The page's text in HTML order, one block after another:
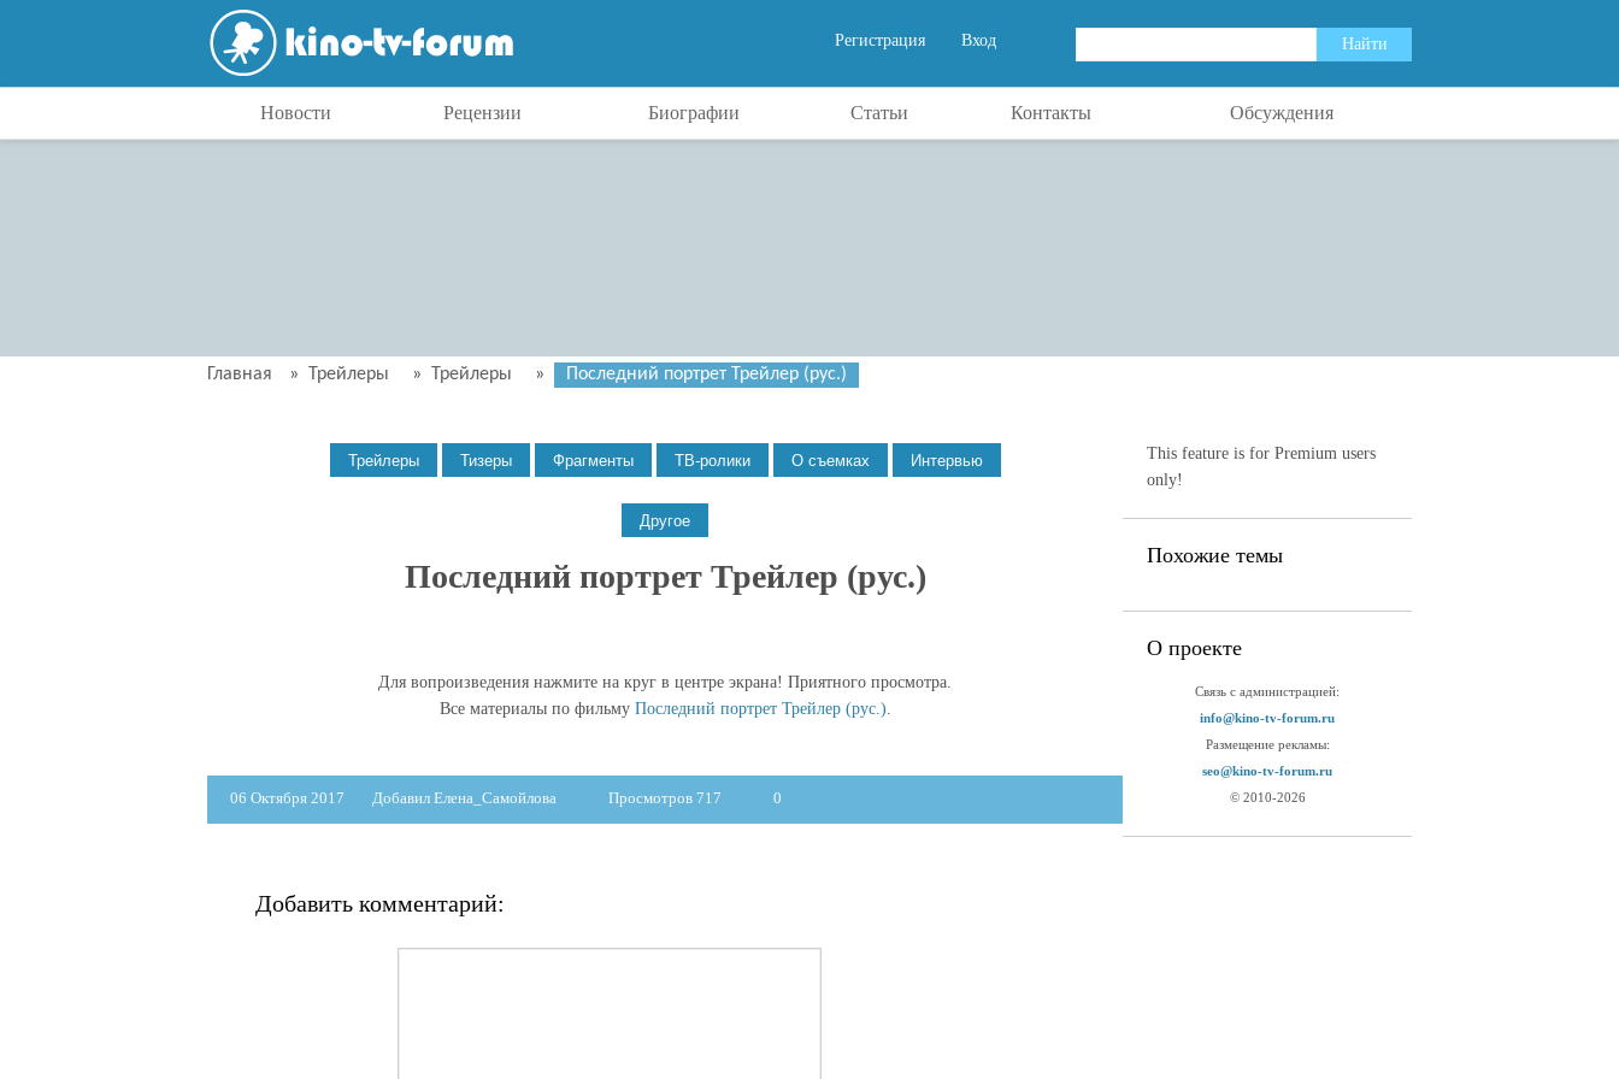
Вход
Регистрация
Новости Рецензии Биографии Статьи Контакты Обсуждения
Главная » Трейлеры » Трейлеры » Последний портрет Трейлер (рус.)
Последний портрет Трейлер (рус.)
Для вопроизведения нажмите на круг в центре экрана! Приятного просмотра.
Все материалы по фильму Последний портрет Трейлер (рус.).
06 Октября 2017 Добавил Елена_Самойлова Просмотров 717 0
Добавить комментарий:
This feature is for Premium users
only!
Похожие темы
О проекте
Связь с администрацией:
info@kino-tv-forum.ru
Размещение рекламы:
seo@kino-tv-forum.ru
© 2010-2026